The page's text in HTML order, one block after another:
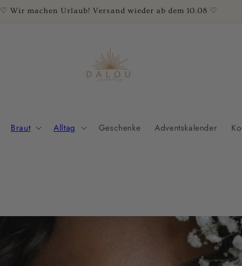
♡ Wir machen Urlaub! Versand wieder ab dem 10.08 ♡
Braut Alltag Geschenke Adventskalender